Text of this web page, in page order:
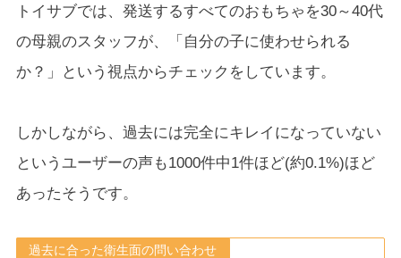
トイサブでは、発送するすべてのおもちゃを30～40代
の母親のスタッフが、「自分の子に使わせられる
か？」という視点からチェックをしています。
しかしながら、過去には完全にキレイになっていない
というユーザーの声も1000件中1件ほど(約0.1%)ほど
あったそうです。
過去に合った衛生面の問い合わせ